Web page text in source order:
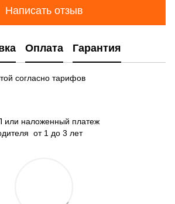
Написать отзыв
Оплата Гарантия
согласно тарифов
или наложенный платеж
от 1 до 3 лет